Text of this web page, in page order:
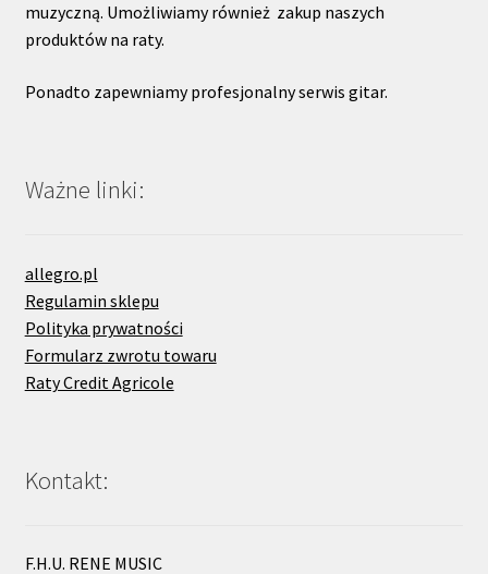
muzyczną. Umożliwiamy również zakup naszych
produktów na raty.
Ponadto zapewniamy profesjonalny serwis gitar.
Ważne linki:
allegro.pl
Regulamin sklepu
Polityka prywatności
Formularz zwrotu towaru
Raty Credit Agricole
Kontakt:
F.H.U. RENE MUSIC